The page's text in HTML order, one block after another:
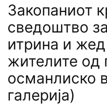
Закопаниот
сведоштво
итрина и
жителите од
османлиско
галерија)